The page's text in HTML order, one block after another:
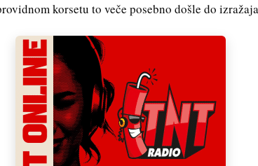
korsetu to veče posebno došle do